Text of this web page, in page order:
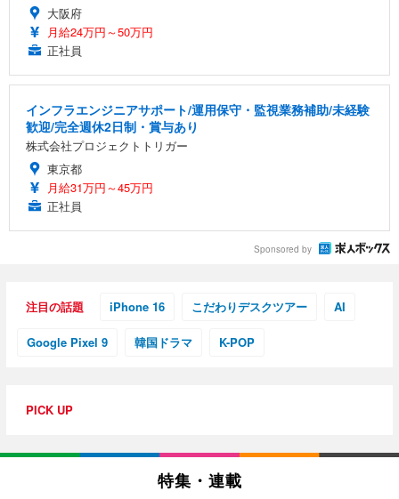
大阪府
月給24万円～50万円
正社員
インフラエンジニアサポート/運用保守・監視業務補助/未経験
歓迎/完全週休2日制・賞与あり
株式会社プロジェクトトリガー
東京都
月給31万円～45万円
正社員
Sponsored by
注目の話題 iPhone 16 こだわりデスクツアー AI
Google Pixel 9 韓国ドラマ K-POP
PICK UP
特集・連載